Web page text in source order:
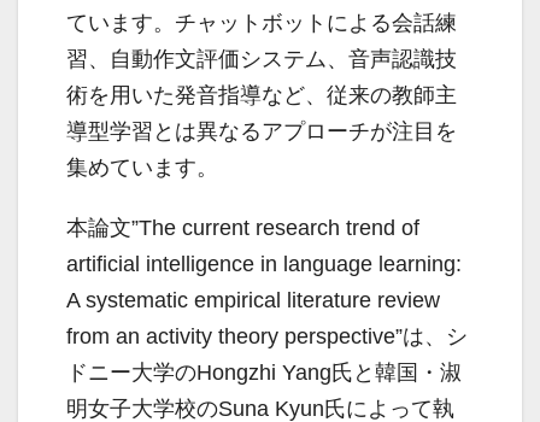
ています。チャットボットによる会話練
習、自動作文評価システム、音声認識技
術を用いた発音指導など、従来の教師主
導型学習とは異なるアプローチが注目を
集めています。
本論文”The current research trend of
artificial intelligence in language learning:
A systematic empirical literature review
from an activity theory perspective”は、シ
ドニー大学のHongzhi Yang氏と韓国・淑
明女子大学校のSuna Kyun氏によって執